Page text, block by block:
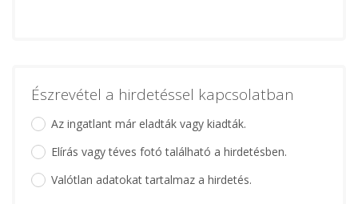
Észrevétel a hirdetéssel kapcsolatban
Az ingatlant már eladták vagy kiadták.
Elírás vagy téves fotó található a hirdetésben.
Valótlan adatokat tartalmaz a hirdetés.